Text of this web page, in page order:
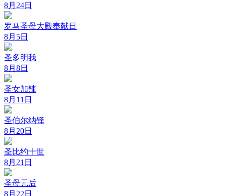
8月24日
罗马圣母大殿奉献日
8月5日
圣多明我
8月8日
圣女加辣
8月11日
圣伯尔纳铎
8月20日
圣比约十世
8月21日
圣母元后
8月22日